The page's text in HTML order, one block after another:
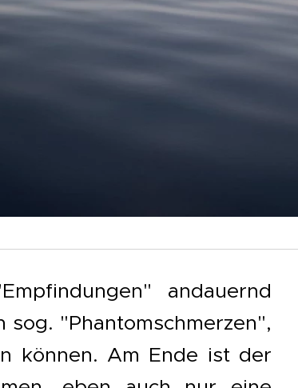
andauernd
"Phantomschmerzen",
können. Am Ende ist der